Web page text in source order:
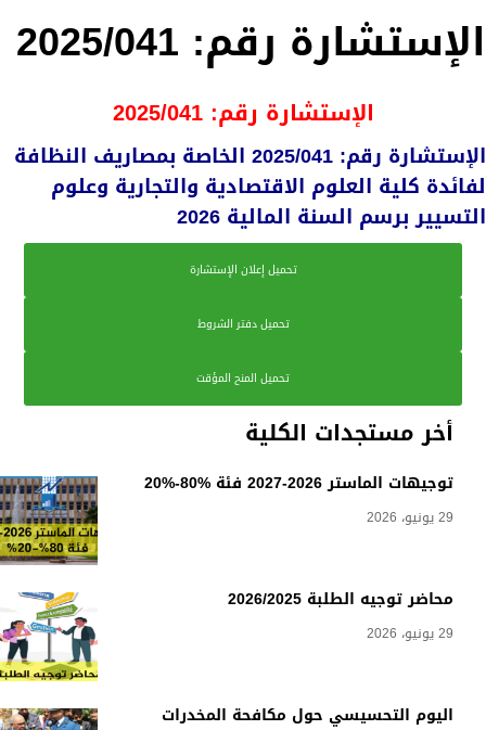
أخر مستجدات الكلية
توجيهات الماستر 2026-2027 فئة %80-%20
29 يونيو، 2026
محاضر توجيه الطلبة 2026/2025
29 يونيو، 2026
اليوم التحسيسي حول مكافحة المخدرات
الإستشارة رقم: 2025/041
الإستشارة رقم: 2025/041
الإستشارة رقم: 2025/041 الخاصة بمصاريف النظافة
لفائدة كلية العلوم الاقتصادية والتجارية وعلوم
التسيير برسم السنة المالية 2026
تحميل إعلان الإستشارة
تحميل دفتر الشروط
تحميل المنح المؤقت